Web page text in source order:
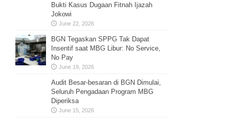
Bukti Kasus Dugaan Fitnah Ijazah
Jokowi
June 22, 2026
BGN Tegaskan SPPG Tak Dapat
Insentif saat MBG Libur: No Service,
No Pay
June 19, 2026
Audit Besar-besaran di BGN Dimulai,
Seluruh Pengadaan Program MBG
Diperiksa
June 15, 2026